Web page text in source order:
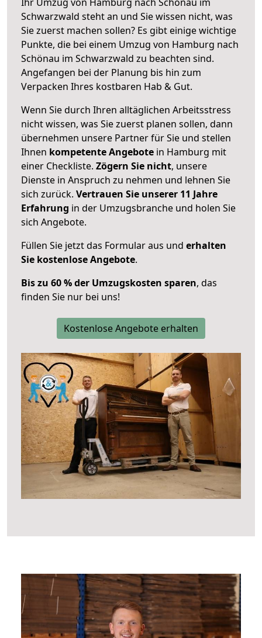
Schwarzwald steht an und Sie wissen nicht, was
Sie zuerst machen sollen? Es gibt einige wichtige
Punkte, die bei einem Umzug von Hamburg nach
Schönau im Schwarzwald zu beachten sind.
Angefangen bei der Planung bis hin zum
Verpacken Ihres kostbaren Hab & Gut.
Wenn Sie durch Ihren alltäglichen Arbeitsstress
nicht wissen, was Sie zuerst planen sollen, dann
übernehmen unsere Partner für Sie und stellen
Ihnen kompetente Angebote in Hamburg mit
einer Checkliste. Zögern Sie nicht, unsere
Dienste in Anspruch zu nehmen und lehnen Sie
sich zurück. Vertrauen Sie unserer 11 Jahre
Erfahrung in der Umzugsbranche und holen Sie
sich Angebote.
Füllen Sie jetzt das Formular aus und erhalten
Sie kostenlose Angebote.
Bis zu 60 % der Umzugskosten sparen, das
finden Sie nur bei uns!
Kostenlose Angebote erhalten